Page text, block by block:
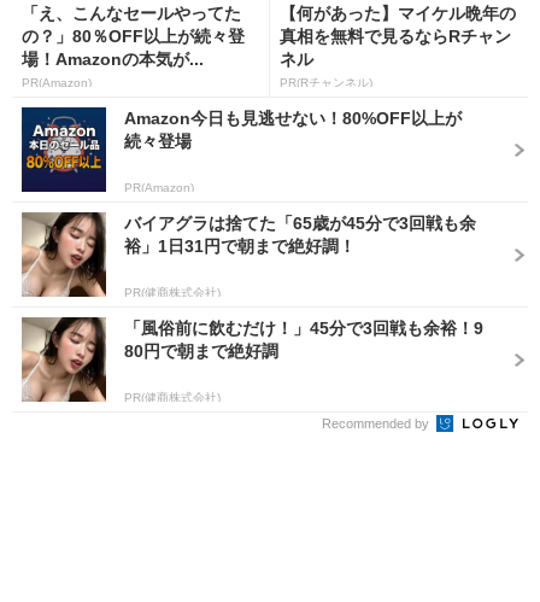
「え、こんなセールやってた
の？」80％OFF以上が続々登
場！Amazonの本気が...
PR(Amazon)
【何があった】マイケル晩年の
真相を無料で見るならRチャン
ネル
PR(Rチャンネル)
Amazon今日も見逃せない！80%OFF以上が
続々登場
PR(Amazon)
バイアグラは捨てた「65歳が45分で3回戦も余
裕」1日31円で朝まで絶好調！
PR(健商株式会社)
「風俗前に飲むだけ！」45分で3回戦も余裕！9
80円で朝まで絶好調
PR(健商株式会社)
Recommended by